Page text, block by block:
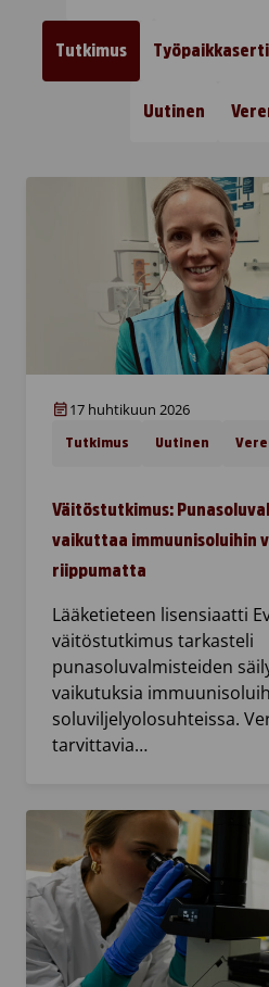
Tutkimus
Uutinen
17 huhtikuun 2026
Tutkimus Uutinen
Väitöstutkimus:
vaikuttaa immuunisoluihin
riippumatta
Lääketieteen lisensiaatti
väitöstutkimus tarkasteli
punasoluvalmisteiden
vaikutuksia
soluviljelyolosuhteissa.
tarvittavia…